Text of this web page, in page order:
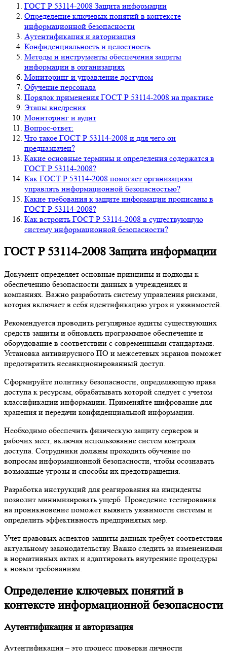
ГОСТ Р 53114-2008 Защита информации
Определение ключевых понятий в контексте
информационной безопасности
Аутентификация и авторизация
Конфиденциальность и целостность
Методы и инструменты обеспечения защиты
информации в организациях
Мониторинг и управление доступом
Обучение персонала
Порядок применения ГОСТ Р 53114-2008 на практике
Этапы внедрения
Мониторинг и аудит
Вопрос-ответ:
Что такое ГОСТ Р 53114-2008 и для чего он
предназначен?
Какие основные термины и определения содержатся в
ГОСТ Р 53114-2008?
Как ГОСТ Р 53114-2008 помогает организациям
управлять информационной безопасностью?
Какие требования к защите информации прописаны в
ГОСТ Р 53114-2008?
Как встроить ГОСТ Р 53114-2008 в существующую
систему информационной безопасности?
ГОСТ Р 53114-2008 Защита информации
Документ определяет основные принципы и подходы к
обеспечению безопасности данных в учреждениях и
компаниях. Важно разработать систему управления рисками,
которая включает в себя идентификацию угроз и уязвимостей.
Рекомендуется проводить регулярные аудиты существующих
средств защиты и обновлять программное обеспечение и
оборудование в соответствии с современными стандартами.
Установка антивирусного ПО и межсетевых экранов поможет
предотвратить несанкционированный доступ.
Сформируйте политику безопасности, определяющую права
доступа к ресурсам, обрабатывать которой следует с учетом
классификации информации. Применяйте шифрование для
хранения и передачи конфиденциальной информации.
Необходимо обеспечить физическую защиту серверов и
рабочих мест, включая использование систем контроля
доступа. Сотрудники должны проходить обучение по
вопросам информационной безопасности, чтобы осознавать
возможные угрозы и способы их предотвращения.
Разработка инструкций для реагирования на инциденты
позволит минимизировать ущерб. Проведение тестирования
на проникновение поможет выявить уязвимости системы и
определить эффективность предпринятых мер.
Учет правовых аспектов защиты данных требует соответствия
актуальному законодательству. Важно следить за изменениями
в нормативных актах и адаптировать внутренние процедуры
к новым требованиям.
Определение ключевых понятий в
контексте информационной безопасности
Аутентификация и авторизация
Аутентификация – это процесс проверки личности